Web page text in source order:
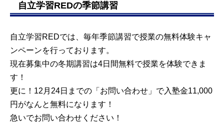
自立学習REDの季節講習
自立学習REDでは、毎年季節講習で授業の無料体験キャ
ンペーンを行っております。
現在募集中の冬期講習は4日間無料で授業を体験できま
す！
更に！12月24日までの「お問い合わせ」で入塾金11,000
円がなんと無料になります！
急いでお問い合わせください！